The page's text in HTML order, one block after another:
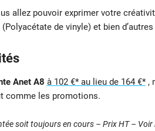
allez pouvoir exprimer votre
de vinyle) et bien
Anet A8 à 102 €* au lieu de 164 €*,
comme les promotions.
soit toujours en cours – Prix HT –